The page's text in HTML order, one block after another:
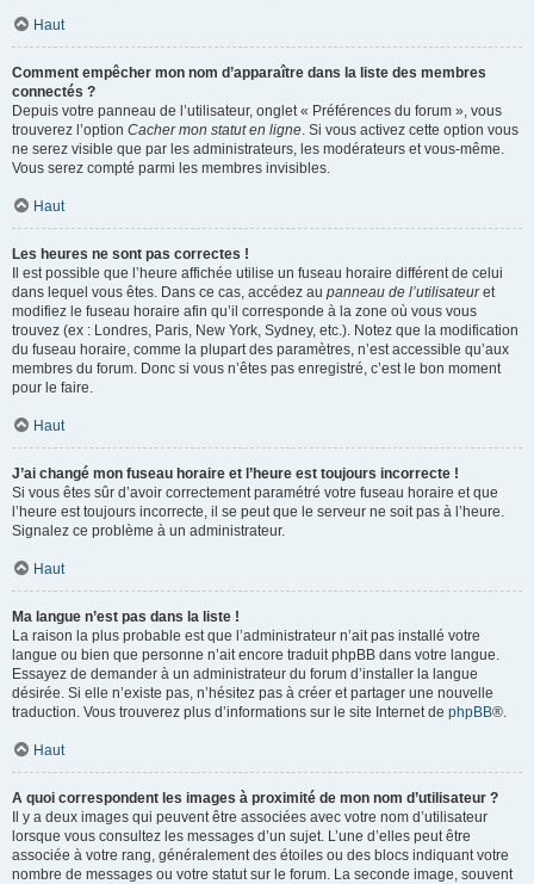
Haut
Comment empêcher mon nom d’apparaître dans la liste des membres
connectés ?
Depuis votre panneau de l’utilisateur, onglet « Préférences du forum », vous
trouverez l’option Cacher mon statut en ligne. Si vous activez cette option vous
ne serez visible que par les administrateurs, les modérateurs et vous-même.
Vous serez compté parmi les membres invisibles.
Haut
Les heures ne sont pas correctes !
Il est possible que l’heure affichée utilise un fuseau horaire différent de celui
dans lequel vous êtes. Dans ce cas, accédez au panneau de l’utilisateuret
modifiez le fuseau horaire afin qu’il corresponde à la zone où vous vous
trouvez (ex : Londres, Paris, New York, Sydney, etc.). Notez que la modification
du fuseau horaire, comme la plupart des paramètres, n’est accessible qu’aux
membres du forum. Donc si vous n’êtes pas enregistré, c’est le bon moment
pour le faire.
Haut
J’ai changé mon fuseau horaire et l’heure est toujours incorrecte !
Si vous êtes sûr d’avoir correctement paramétré votre fuseau horaire et que
l’heure est toujours incorrecte, il se peut que le serveur ne soit pas à l’heure.
Signalez ce problème à un administrateur.
Haut
Ma langue n’est pas dans la liste !
La raison la plus probable est que l’administrateur n’ait pas installé votre
langue ou bien que personne n’ait encore traduit phpBB dans votre langue.
Essayez de demander à un administrateur du forum d’installer la langue
désirée. Si elle n’existe pas, n’hésitez pas à créer et partager une nouvelle
traduction. Vous trouverez plus d’informations sur le site Internet de phpBB®.
Haut
A quoi correspondent les images à proximité de mon nom d’utilisateur ?
Il y a deux images qui peuvent être associées avec votre nom d’utilisateur
lorsque vous consultez les messages d’un sujet. L’une d’elles peut être
associée à votre rang, généralement des étoiles ou des blocs indiquant votre
nombre de messages ou votre statut sur le forum. La seconde image, souvent